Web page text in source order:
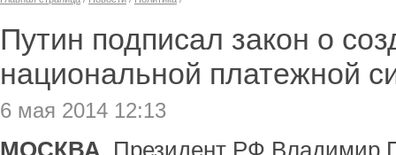
Путин подписал закон о
национальной платежной
6 мая 2014 12:13
МОСКВА. Президент РФ Владимир